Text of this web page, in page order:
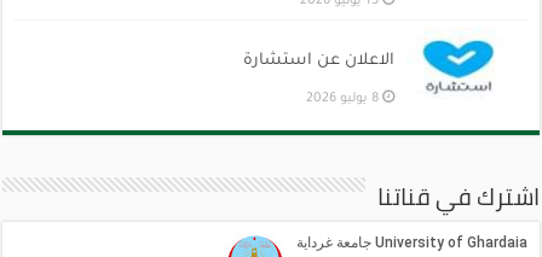
الاعلان عن استشارة
8 يوليو 2026
اشترك في قناتنا